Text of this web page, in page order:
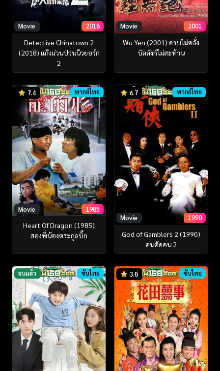
Movie 2018
Detective Chinatown 2
(2018) แก๊งม่วนป่วนนิวยอร์ก
2
Movie 2001
Wu Yen (2001) ดาบไม่คลั่ง
บัลลังก์ไม่สะท้าน
7.4 พากย์ไทย
Movie 1985
Heart Of Dragon (1985)
สองพี่น้องตระกูลบิ๊ก
6.7 พากย์ไทย
Movie 1990
God of Gamblers 2 (1990)
คนตัดคน 2
จบแล้ว ซับไทย 3.8 ซับไทย